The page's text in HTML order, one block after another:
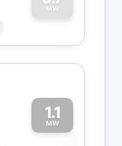
MW
0
1.1
MW